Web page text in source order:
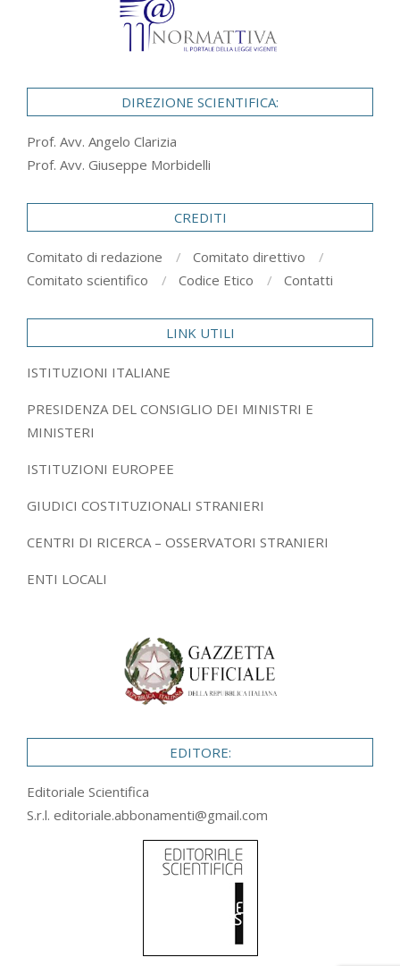
DIREZIONE SCIENTIFICA:
Prof. Avv. Angelo Clarizia
Prof. Avv. Giuseppe Morbidelli
CREDITI
Comitato di redazione
Comitato direttivo
Comitato scientifico
Codice Etico Contatti
LINK UTILI
ISTITUZIONI ITALIANE
PRESIDENZA DEL CONSIGLIO DEI MINISTRI E
MINISTERI
ISTITUZIONI EUROPEE
GIUDICI COSTITUZIONALI STRANIERI
CENTRI DI RICERCA – OSSERVATORI STRANIERI
ENTI LOCALI
EDITORE:
Editoriale Scientifica
S.r.l. editoriale.abbonamenti@gmail.com